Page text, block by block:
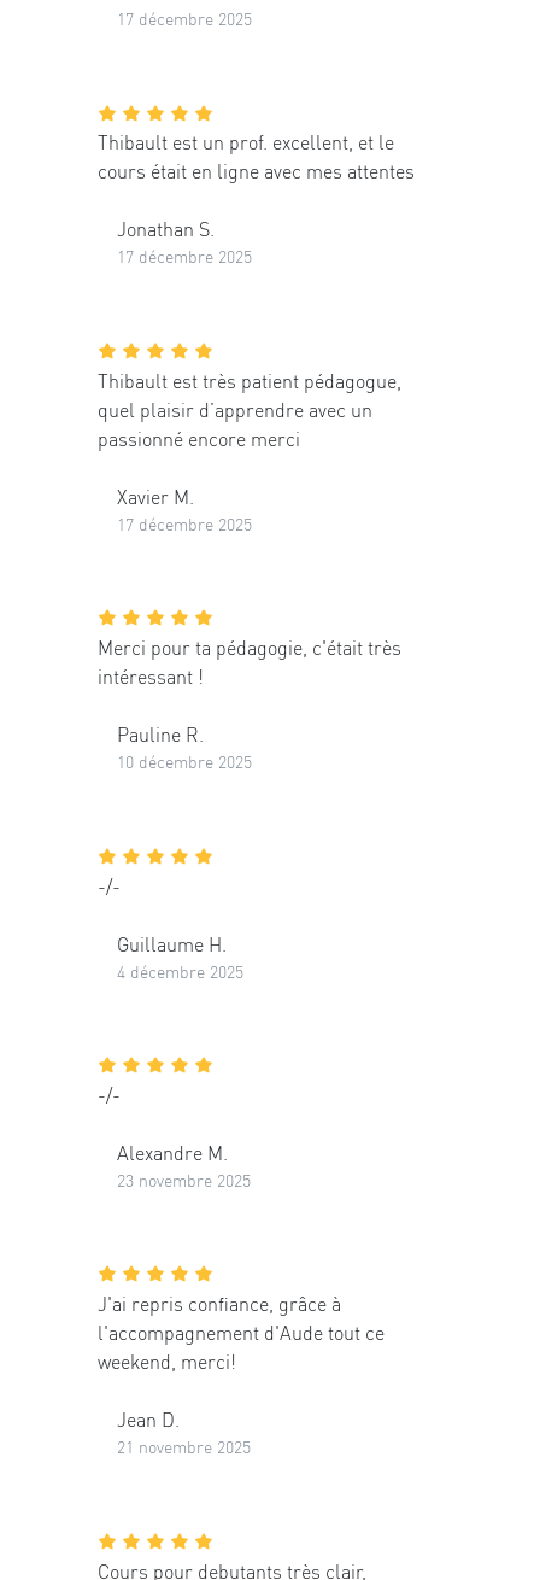
17 décembre 2025
Thibault est un prof. excellent, et le
cours était en ligne avec mes attentes
Jonathan S.
17 décembre 2025
Thibault est très patient pédagogue,
quel plaisir d’apprendre avec un
passionné encore merci
Xavier M.
17 décembre 2025
Merci pour ta pédagogie, c'était très
intéressant !
Pauline R.
10 décembre 2025
-/-
Guillaume H.
4 décembre 2025
-/-
Alexandre M.
23 novembre 2025
J'ai repris confiance, grâce à
l'accompagnement d'Aude tout ce
weekend, merci!
Jean D.
21 novembre 2025
Cours pour debutants très clair,